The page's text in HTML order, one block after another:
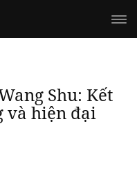
Shu: Kết
và hiện đại